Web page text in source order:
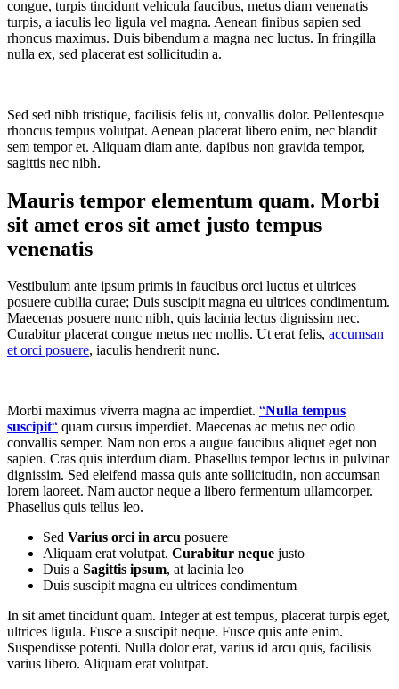
congue, turpis tincidunt vehicula faucibus, metus diam venenatis
turpis, a iaculis leo ligula vel magna. Aenean finibus sapien sed
rhoncus maximus. Duis bibendum a magna nec luctus. In fringilla
nulla ex, sed placerat est sollicitudin a.
Sed sed nibh tristique, facilisis felis ut, convallis dolor. Pellentesque
rhoncus tempus volutpat. Aenean placerat libero enim, nec blandit
sem tempor et. Aliquam diam ante, dapibus non gravida tempor,
sagittis nec nibh.
Mauris tempor elementum quam. Morbi
sit amet eros sit amet justo tempus
venenatis
Vestibulum ante ipsum primis in faucibus orci luctus et ultrices
posuere cubilia curae; Duis suscipit magna eu ultrices condimentum.
Maecenas posuere nunc nibh, quis lacinia lectus dignissim nec.
Curabitur placerat congue metus nec mollis. Ut erat felis, accumsan
et orci posuere, iaculis hendrerit nunc.
Morbi maximus viverra magna ac imperdiet. “Nulla tempus
suscipit“ quam cursus imperdiet. Maecenas ac metus nec odio
convallis semper. Nam non eros a augue faucibus aliquet eget non
sapien. Cras quis interdum diam. Phasellus tempor lectus in pulvinar
dignissim. Sed eleifend massa quis ante sollicitudin, non accumsan
lorem laoreet. Nam auctor neque a libero fermentum ullamcorper.
Phasellus quis tellus leo.
Sed Varius orci in arcu posuere
Aliquam erat volutpat. Curabitur neque justo
Duis a Sagittis ipsum, at lacinia leo
Duis suscipit magna eu ultrices condimentum
In sit amet tincidunt quam. Integer at est tempus, placerat turpis eget,
ultrices ligula. Fusce a suscipit neque. Fusce quis ante enim.
Suspendisse potenti. Nulla dolor erat, varius id arcu quis, facilisis
varius libero. Aliquam erat volutpat.